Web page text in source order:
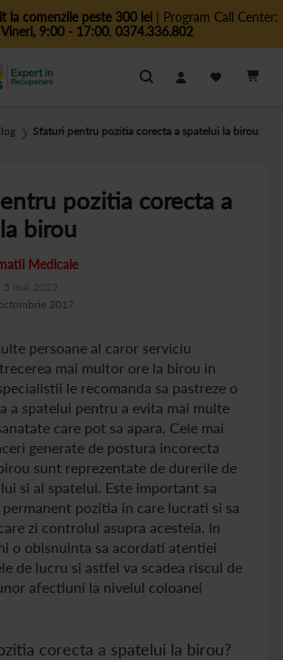
la comenzile peste 300 lei| Program Call Center:
Vineri, 9:00 - 17:00, 0374.336.802
Cautare
❯ Sfaturi pentru pozitia corecta a spatelui la birou
pozitia corecta a
birou
Medicale
2017
5 mai 2022
persoane al caror serviciu
mai multor ore la birou in
le recomanda sa pastreze o
a spatelui pentru a evita mai multe
care pot sa apara. Cele mai
generate de postura incorecta
sunt reprezentate de durerile de
si al spatelui. Este important sa
pozitia in care lucrati si sa
zi controlul asupra acesteia. In
o obisnuinta sa acordati atentiei
de lucru si astfel va scadea riscul de
afectiuni la nivelul coloanei
corecta a spatelui la birou?